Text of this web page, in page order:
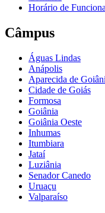
Horário de
Câmpus
Águas Lindas
Anápolis
Aparecida de
Cidade de Goiás
Formosa
Goiânia
Goiânia Oeste
Inhumas
Itumbiara
Jataí
Luziânia
Senador Canedo
Uruaçu
Valparaíso